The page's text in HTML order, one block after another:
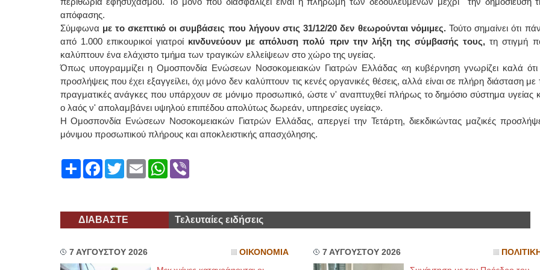
απόφασης.
Σύμφωνα με το σκεπτικό οι συμβάσεις που λήγουν στις 31/12/20 δεν θεωρούνται νόμιμες. Τούτο σημαίνει ότι
από 1.000 επικουρικοί γιατροί κινδυνεύουν με απόλυση πολύ πριν την λήξη της σύμβασής τους,τη στιγμή
καλύπτουν ένα ελάχιστο τμήμα των τραγικών ελλείψεων στο χώρο της υγείας.
Όπως υπογραμμίζει η Ομοσπονδία Ενώσεων Νοσοκομειακών Γιατρών Ελλάδας «η κυβέρνηση γνωρίζει καλά ότι
προσλήψεις που έχει εξαγγείλει, όχι μόνο δεν καλύπτουν τις κενές οργανικές θέσεις, αλλά είναι σε πλήρη διάσταση με
πραγματικές ανάγκες που υπάρχουν σε μόνιμο προσωπικό, ώστε ν' αναπτυχθεί πλήρως το δημόσιο σύστημα υγείας
ο λαός ν' απολαμβάνει υψηλού επιπέδου απολύτως δωρεάν, υπηρεσίες υγείας».
Η Ομοσπονδία Ενώσεων Νοσοκομειακών Γιατρών Ελλάδας, απεργεί την Τετάρτη, διεκδικώντας μαζικές
μόνιμου προσωπικού πλήρους και αποκλειστικής απασχόλησης.
ShareFacebook
TwitterEmailWhatsApp
Viber
ΔΙΑΒΑΣΤΕ Τελευταίες ειδήσεις
7 ΑΥΓΟΥΣΤΟΥ 2026 ΟΙΚΟΝΟΜΙΑ 7 ΑΥΓΟΥΣΤΟΥ 2026 ΠΟΛΙΤΙΚΗ
ΙΩΑΝΝΗΣ Α. ΜΑΛΛΙΑΣ
ΧΕΙΡΟΥΡΓΟΣ
Διδάκτωρ Ιατρικής Σχολής
Πανεπιστημίου Αθηνών
Καλλιπόλεως 3,Νέα Σμύρνη,
τηλ:210-9320215
Καβέτσου 10, Μυτιλήνη, τηλ: